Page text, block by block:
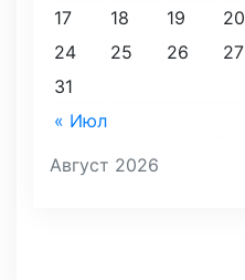
Август 2026
« Июл
17
18 19 20
24
25 26 27
31